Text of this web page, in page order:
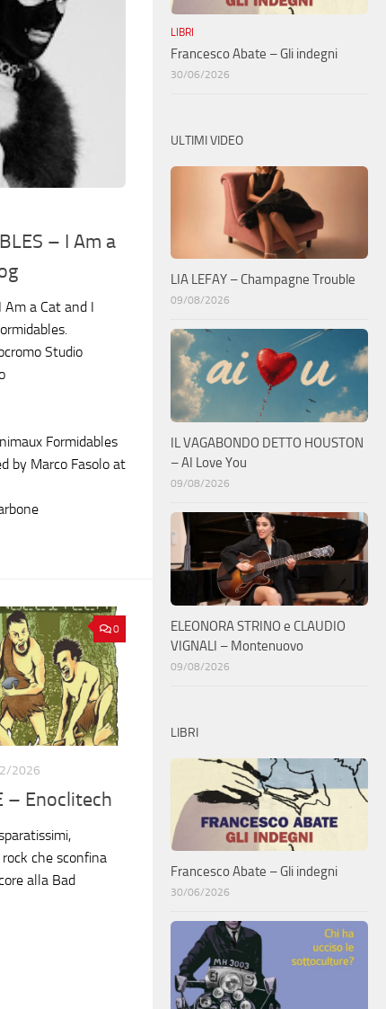
– I Am a
Am a Cat and I
Studio
Formidables
by Marco Fasolo at
0
2026
– Enoclitech
che sconfina
alla Bad
LIBRI
Francesco Abate – Gli indegni
30/06/2026
ULTIMI VIDEO
LIA LEFAY – Champagne Trouble
09/08/2026
IL VAGABONDO DETTO HOUSTON
– AI Love You
09/08/2026
ELEONORA STRINO e CLAUDIO
VIGNALI – Montenuovo
09/08/2026
LIBRI
Francesco Abate – Gli indegni
30/06/2026